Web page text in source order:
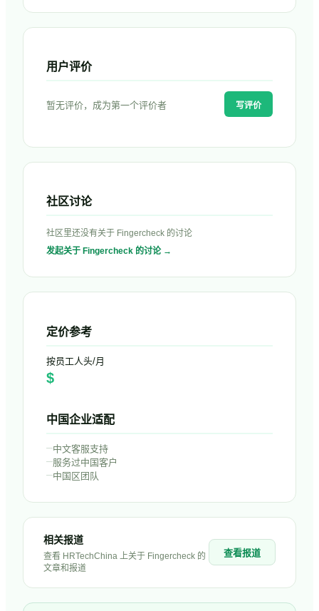
用户评价
暂无评价，成为第一个评价者 写评价
社区讨论
社区里还没有关于 Fingercheck 的讨论
发起关于 Fingercheck 的讨论 →
定价参考
按员工人头/月
$
中国企业适配
–中文客服支持
–服务过中国客户
–中国区团队
相关报道
查看 HRTechChina 上关于 Fingercheck 的
文章和报道
查看报道